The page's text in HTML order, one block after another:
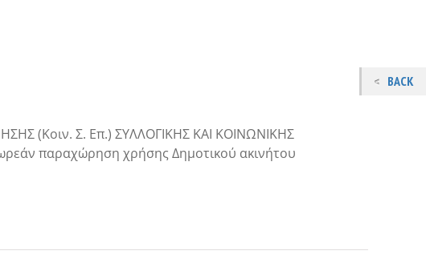
(Κοιν. Σ. Επ.) ΣΥΛΛΟΓΙΚΗΣ ΚΑΙ ΚΟΙΝΩΝΙΚΗΣ
παραχώρηση χρήσης Δημοτικού ακινήτου
BACK